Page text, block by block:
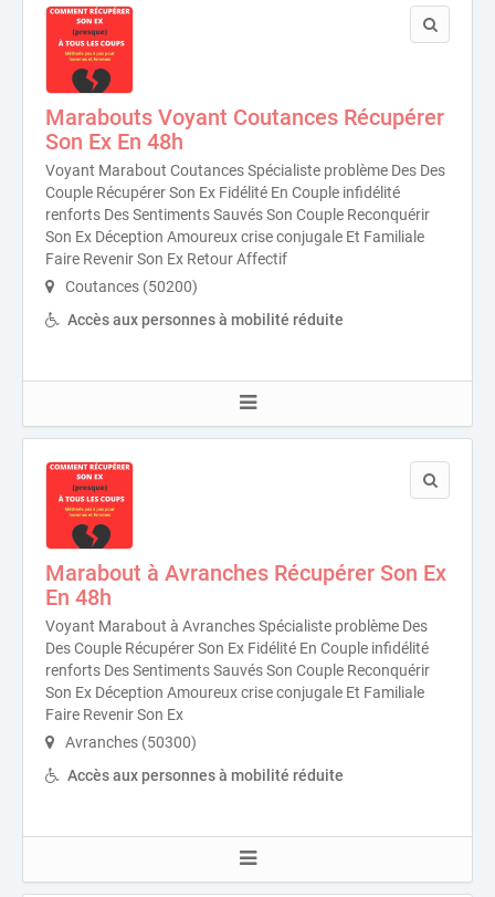
Marabouts Voyant Coutances Récupérer
Son Ex En 48h
Voyant Marabout Coutances Spécialiste problème Des Des
Couple Récupérer Son Ex Fidélité En Couple infidélité
renforts Des Sentiments Sauvés Son Couple Reconquérir
Son Ex Déception Amoureux crise conjugale Et Familiale
Faire Revenir Son Ex Retour Affectif
Coutances (50200)
Accès aux personnes à mobilité réduite
Marabout à Avranches Récupérer Son Ex
En 48h
Voyant Marabout à Avranches Spécialiste problème Des
Des Couple Récupérer Son Ex Fidélité En Couple infidélité
renforts Des Sentiments Sauvés Son Couple Reconquérir
Son Ex Déception Amoureux crise conjugale Et Familiale
Faire Revenir Son Ex
Avranches (50300)
Accès aux personnes à mobilité réduite